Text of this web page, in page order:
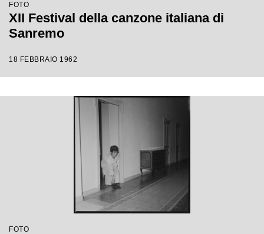
FOTO
XII Festival della canzone italiana di
Sanremo
18 FEBBRAIO 1962
FOTO